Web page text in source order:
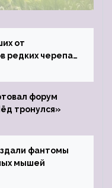
от
редких черепах
форум
тронулся»
фантомы
мышей